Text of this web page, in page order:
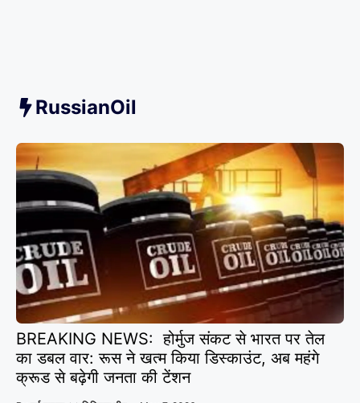
RussianOil
BREAKING NEWS: होर्मुज संकट से भारत पर तेल
का डबल वार: रूस ने खत्म किया डिस्काउंट, अब महंगे
क्रूड से बढ़ेगी जनता की टेंशन